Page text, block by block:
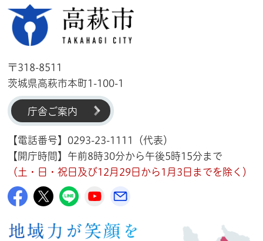
〒318-8511
茨城県高萩市本町1-100-1
庁舎ご案内
【電話番号】0293-23-1111（代表）
【開庁時間】午前8時30分から午後5時15分まで
（土・日・祝日及び12月29日から1月3日までを除く）
高萩市公式Facebook
高萩市公式X
高萩市公式LINE
高萩市YouTube公式チャンネル